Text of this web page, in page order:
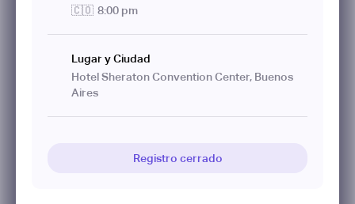
🇨🇴 8:00 pm
Lugar y Ciudad
Hotel Sheraton Convention Center, Buenos
Aires
Registro cerrado